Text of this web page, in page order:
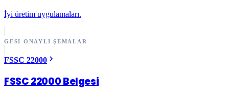
İyi üretim uygulamaları.
GFSI ONAYLI ŞEMALAR
FSSC 22000
FSSC 22000 Belgesi